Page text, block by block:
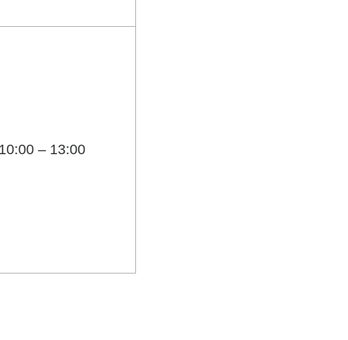
10:00 – 13:00